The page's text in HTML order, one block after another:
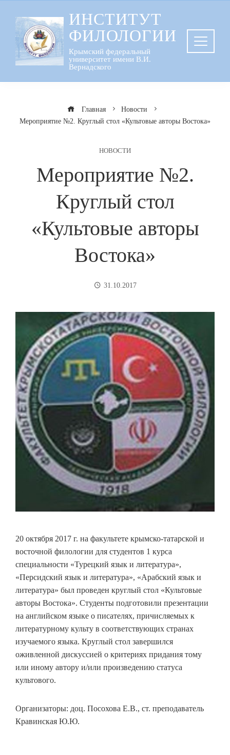
содержанию
ИНСТИТУТ
ФИЛОЛОГИИ
Крымский федеральный
университет имени В.И.
Вернадского
Главная
Новости
Мероприятие №2. Круглый стол «Культовые авторы Востока»
НОВОСТИ
Мероприятие №2.
Круглый стол
«Культовые авторы
Востока»
31.10.2017
20 октября 2017 г. на факультете крымско-татарской и
восточной филологии для студентов 1 курса
специальности «Турецкий язык и литература»,
«Персидский язык и литература», «Арабский язык и
литература» был проведен круглый стол «Культовые
авторы Востока». Студенты подготовили презентации
на английском языке о писателях, причисляемых к
литературному культу в соответствующих странах
изучаемого языка. Круглый стол завершился
оживленной дискуссией о критериях придания тому
или иному автору и/или произведению статуса
культового.
Организаторы: доц. Посохова Е.В., ст. преподаватель
Кравинская Ю.Ю.